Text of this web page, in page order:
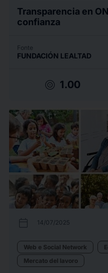
Transparencia en
confianza
Fonte
FUNDACIÓN LEALTAD
target 1.00
calendar_today 14/07/2025
Web e Social Network
Mercato del lavoro